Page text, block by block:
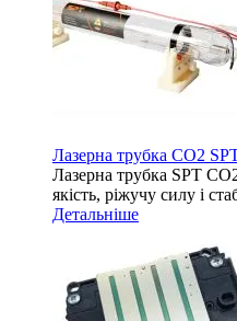
Лазерна трубка CO2
Лазерна трубка SPT
якість, ріжучу силу і
Детальніше